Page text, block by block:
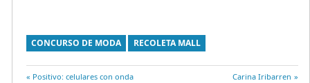
CONCURSO DE MODA RECOLETA MALL
Entrada
Positivo: celulares con onda
Entrada
Carina Iribarren